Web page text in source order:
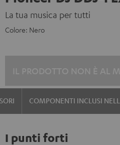
La tua musica per tutti
Colore: Nero
COMPONENTI INCLUSI
I punti forti